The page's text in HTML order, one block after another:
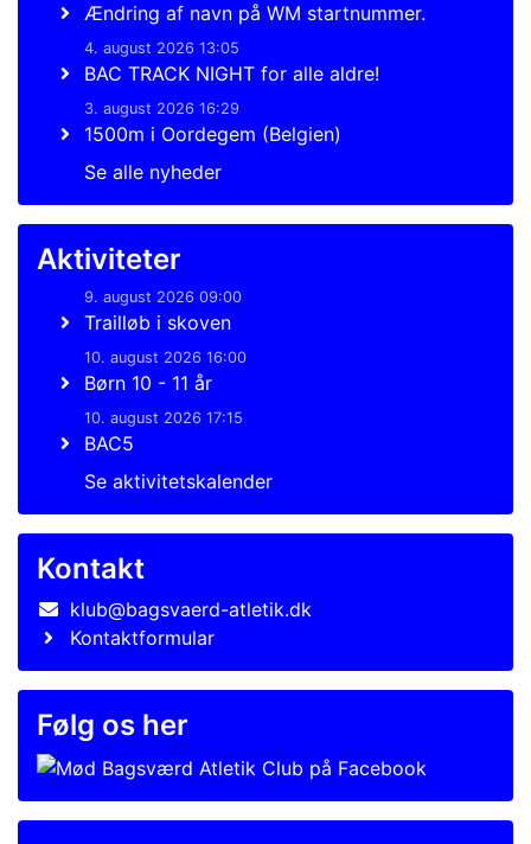
Ændring af navn på WM startnummer.
4. august 2026 13:05
BAC TRACK NIGHT for alle aldre!
3. august 2026 16:29
1500m i Oordegem (Belgien)
Se alle nyheder
Aktiviteter
9. august 2026 09:00
Trailløb i skoven
10. august 2026 16:00
Børn 10 - 11 år
10. august 2026 17:15
BAC5
Se aktivitetskalender
Kontakt
klub@bagsvaerd-atletik.dk
Kontaktformular
Følg os her